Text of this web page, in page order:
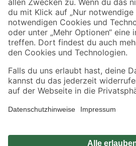
Jetzt die toom-App herunterladen
Alle Preisangaben in EUR inkl. gesetzl. MwSt.. Die
Umständen nicht in allen Märkten verfügbar. Die
Produkte nur solange der Vorrat reicht.
*Paketversand ab 59 € versandkostenfrei, gilt nicht für
Privatsphäre Impressum